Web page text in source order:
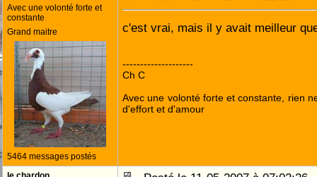
Avec une volonté forte et
constante
Grand maitre
5464 messages postés
c'est vrai, mais il y avait meilleur
--------------------
Ch C
Avec une volonté forte et constante, rien
d'effort et d'amour